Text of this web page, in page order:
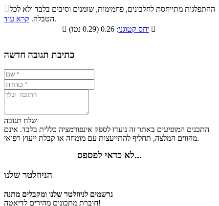
התפלגות ערך תזונתי במתכון
סיבים
תזונתיים
שומנים חלבונים
10.7% 63.1%
ההתפלגות מתייחסת לחלבונים, פחמימות, שומנים וסיבים בלבד ולא לכל
הטבלה. קרא עוד
.

יחס קטוגני 
כתיבת תגובה חדשה
שלח תגובה
התכנים המופיעים באתר זה נועדו לספק אינפורמציה כללית בלבד. אינם
מהווים המלצה, תחליף להתייעצות עם מומחה או קבלת ייעוץ רפואי.
לא כדאי לפספס...
הניוזלטר שלנו
נרשמים לניוזלטר שלנו ומקבלים מתנה
חוברת מתכונים מהירים לדיאטה!